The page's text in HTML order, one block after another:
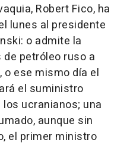
Robert Fico, ha
lunes al presidente
o admite la
petróleo ruso a
o ese mismo día el
el suministro
ucranianos; una
aunque sin
el primer ministro